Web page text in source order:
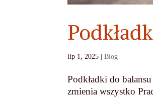
lip 1, 2025 |Blog
Podkładki do
zmienia wszystko